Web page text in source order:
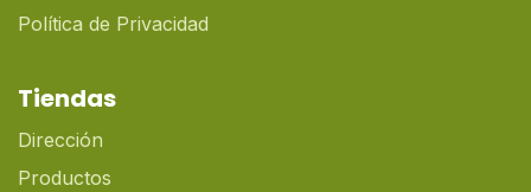
Política de Privacidad
Tiendas
Dirección
Productos